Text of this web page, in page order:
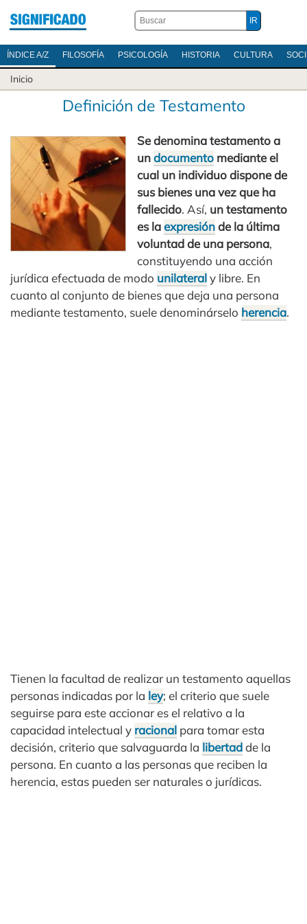
ÍNDICE A/Z FILOSOFÍA PSICOLOGÍA HISTORIA CULTURA
Inicio
Definición de Testamento
Se denomina testamento a
undocumento mediante el
cual un individuo dispone de
sus bienes una vez que ha
fallecido. Así, un testamento
es laexpresiónde la última
voluntad de una persona,
constituyendo una acción
jurídica efectuada de modo unilateraly libre. En
cuanto al conjunto de bienes que deja una persona
mediante testamento, suele denominárselo herencia.
Tienen la facultad de realizar un testamento aquellas
personas indicadas por la ley; el criterio que suele
seguirse para este accionar es el relativo a la
capacidad intelectual y racional para tomar esta
decisión, criterio que salvaguarda la libertadde la
persona. En cuanto a las personas que reciben la
herencia, estas pueden ser naturales o jurídicas.